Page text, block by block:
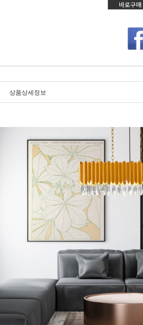
바로구매
상품상세정보